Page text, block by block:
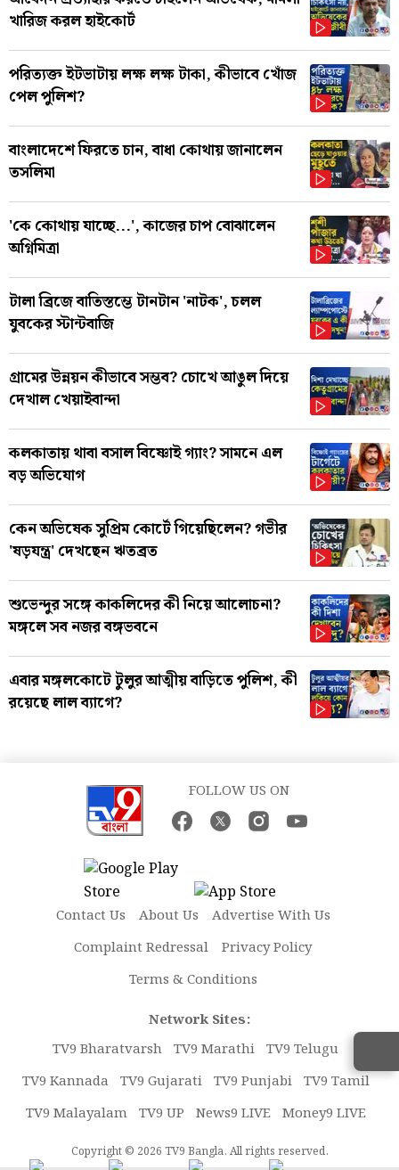
খারিজ করল হাইকোর্ট
পরিত্যক্ত ইটভাটায় লক্ষ লক্ষ টাকা, কীভাবে খোঁজ
পেল পুলিশ?
বাংলাদেশে ফিরতে চান, বাধা কোথায় জানালেন
তসলিমা
'কে কোথায় যাচ্ছে...', কাজের চাপ বোঝালেন
অগ্নিমিত্রা
টালা ব্রিজে বাতিস্তম্ভে টানটান 'নাটক', চলল
যুবকের স্টান্টবাজি
গ্রামের উন্নয়ন কীভাবে সম্ভব? চোখে আঙুল দিয়ে
দেখাল খেয়াইবান্দা
কলকাতায় থাবা বসাল বিষ্ণোই গ্যাং? সামনে এল
বড় অভিযোগ
কেন অভিষেক সুপ্রিম কোর্টে গিয়েছিলেন? গভীর
'ষড়যন্ত্র' দেখছেন ঋতব্রত
শুভেন্দুর সঙ্গে কাকলিদের কী নিয়ে আলোচনা?
মঙ্গলে সব নজর বঙ্গভবনে
এবার মঙ্গলকোটে টুলুর আত্মীয় বাড়িতে পুলিশ, কী
রয়েছে লাল ব্যাগে?
FOLLOW US ON
Contact Us About Us
Advertise With Us
Complaint Redressal
Privacy Policy
Terms & Conditions
Network Sites:
TV9 Bharatvarsh TV9 Marathi TV9 Telugu
TV9 Kannada TV9 Gujarati TV9 Punjabi TV9 Tamil
TV9 Malayalam TV9 UP News9 LIVE Money9 LIVE
Copyright © 2026 TV9 Bangla. All rights reserved.